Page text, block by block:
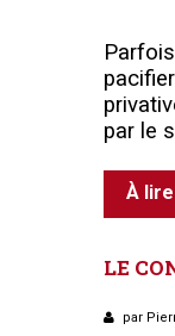
P
par le
À lire
LE
par